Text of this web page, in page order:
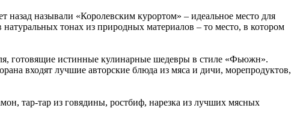
называли «Королевским курортом» – идеальное место для
тонах из природных материалов – то место, в котором
готовящие истинные кулинарные шедевры в стиле «Фьюжн».
входят лучшие авторские блюда из мяса и дичи, морепродуктов,
тар-тар из говядины, ростбиф, нарезка из лучших мясных